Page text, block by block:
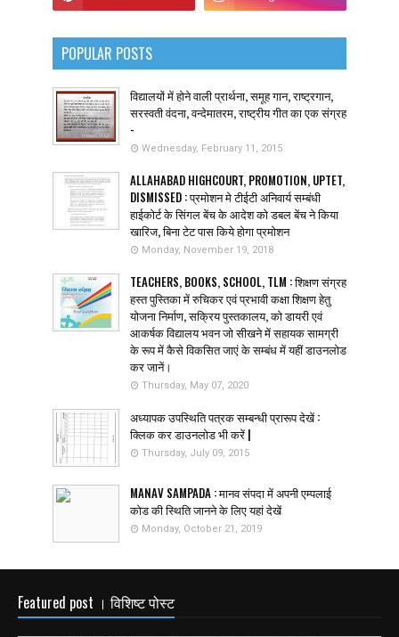
POPULAR POSTS
विद्यालयों में होने वाली प्रार्थना, समूह गान, राष्ट्रगान,
सरस्वती वंदना, वन्देमातरम, राष्ट्रीय गीत का एक संग्रह
-
Wednesday, February 11, 2015
ALLAHABAD HIGHCOURT, PROMOTION, UPTET,
DISMISSED : प्रमोशन मे टीईटी अनिवार्य सम्बंधी
हाईकोर्ट के सिंगल बेंच के आदेश को डबल बेंच ने किया
खारिज, बिना टेट पास किये होगा प्रमोशन
Monday, November 19, 2018
TEACHERS, BOOKS, SCHOOL, TLM : शिक्षण संग्रह
हस्त पुस्तिका में रुचिकर एवं प्रभावी कक्षा शिक्षण हेतु
योजना निर्माण, सक्रिय पुस्तकालय, को डायरी एवं
आकर्षक विद्यालय भवन जो सीखने में सहायक सामग्री
के रूप में कैसे विकसित जाएं के सम्बंध में यहीं डाउनलोड
कर जानें।
Thursday, May 07, 2020
अध्यापक उपस्थिति पत्रक सम्बन्धी प्रारूप देखें :
क्लिक कर डाउनलोड भी करें |
Thursday, July 09, 2015
MANAV SAMPADA : मानव संपदा में अपनी एम्पलाई
कोड की स्थिति जानने के लिए यहां देखें
Monday, October 21, 2019
Featured post । विशिष्ट पोस्ट